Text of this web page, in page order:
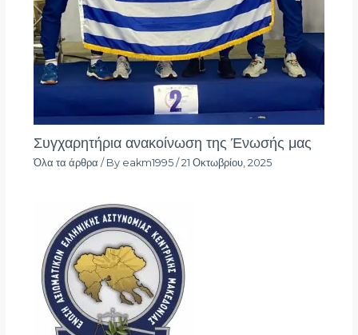
Συγχαρητήρια ανακοίνωση της Ένωσής μας
Όλα τα άρθρα / By eakm1995 / 21 Οκτωβρίου, 2025